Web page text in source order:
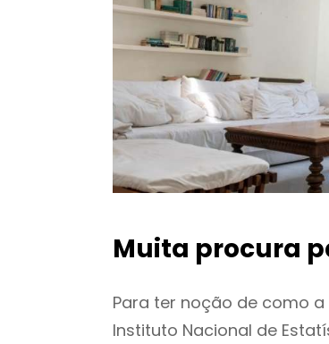
Muita procura
Para ter noção de como a
Instituto Nacional de